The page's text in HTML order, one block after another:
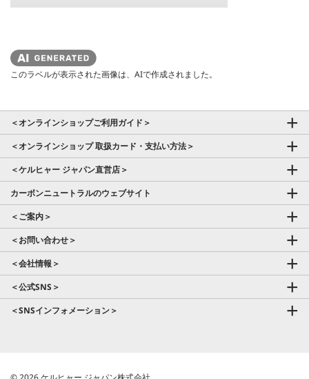
このラベルが表示された画像は、AIで作成されました。
＜オンラインショップご利用ガイド＞
＜オンラインショップ 取扱カード・支払い方法＞
＜ケルヒャー ジャパン直営店＞
カーボンニュートラルのウェブサイト
＜ご案内＞
＜お問い合わせ＞
＜会社情報＞
＜公式SNS＞
＜SNSインフォメーション＞